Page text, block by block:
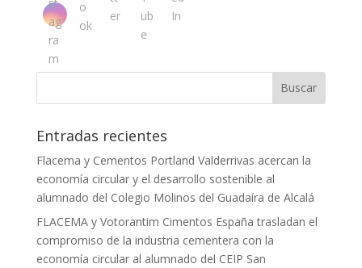
Entradas recientes
Flacema y Cementos Portland Valderrivas acercan la
economía circular y el desarrollo sostenible al
alumnado del Colegio Molinos del Guadaíra de Alcalá
FLACEMA y Votorantim Cimentos España trasladan el
compromiso de la industria cementera con la
economía circular al alumnado del CEIP San